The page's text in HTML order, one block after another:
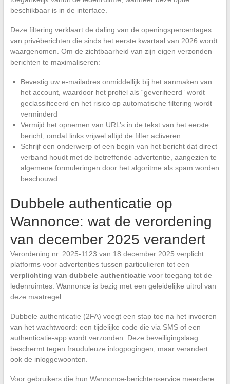
beschikbaar is in de interface.
Deze filtering verklaart de daling van de openingspercentages
van privéberichten die sinds het eerste kwartaal van 2026 wordt
waargenomen. Om de zichtbaarheid van zijn eigen verzonden
berichten te maximaliseren:
Bevestig uw e-mailadres onmiddellijk bij het aanmaken van
het account, waardoor het profiel als “geverifieerd” wordt
geclassificeerd en het risico op automatische filtering wordt
verminderd
Vermijd het opnemen van URL’s in de tekst van het eerste
bericht, omdat links vrijwel altijd de filter activeren
Schrijf een onderwerp of een begin van het bericht dat direct
verband houdt met de betreffende advertentie, aangezien te
algemene formuleringen door het algoritme als spam worden
beschouwd
Dubbele authenticatie op
Wannonce: wat de verordening
van december 2025 verandert
Verordening nr. 2025-1123 van 18 december 2025 verplicht
platforms voor advertenties tussen particulieren tot een
verplichting van dubbele authenticatievoor toegang tot de
ledenruimtes. Wannonce is bezig met een geleidelijke uitrol van
deze maatregel.
Dubbele authenticatie (2FA) voegt een stap toe na het invoeren
van het wachtwoord: een tijdelijke code die via SMS of een
authenticatie-app wordt verzonden. Deze beveiligingslaag
beschermt tegen frauduleuze inlogpogingen, maar verandert
ook de inloggewoonten.
Voor gebruikers die hun Wannonce-berichtenservice meerdere